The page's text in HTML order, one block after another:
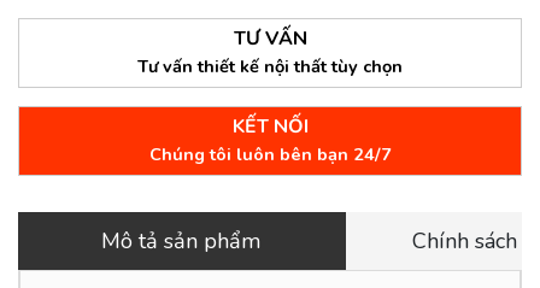
TƯ VẤN
Tư vấn thiết kế nội thất tùy chọn
KẾT NỐI
Chúng tôi luôn bên bạn 24/7
Mô tả sản phẩm Chính sách